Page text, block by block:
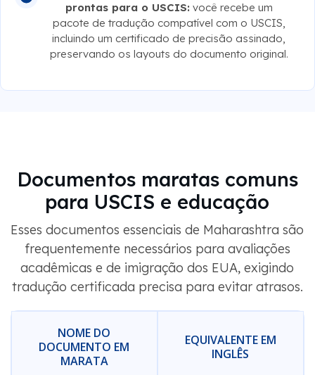
prontas para o USCIS: você recebe um
pacote de tradução compatível com o USCIS,
incluindo um certificado de precisão assinado,
preservando os layouts do documento original.
Documentos maratas comuns
para USCIS e educação
Esses documentos essenciais de Maharashtra são
frequentemente necessários para avaliações
acadêmicas e de imigração dos EUA, exigindo
tradução certificada precisa para evitar atrasos.
NOME DO
DOCUMENTO EM
MARATA
EQUIVALENTE EM
INGLÊS